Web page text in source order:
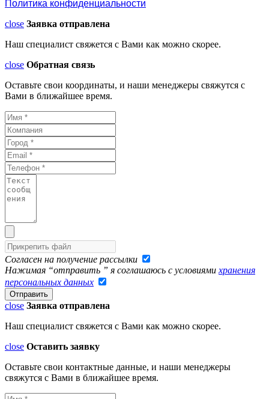
Политика конфиденциальности
close Заявка отправлена
Наш специалист свяжется с Вами как можно скорее.
close Обратная связь
Оставьте свои координаты, и наши менеджеры свяжутся с
Вами в ближайшее время.
Согласен на получение рассылки
Нажимая “отправить ” я соглашаюсь с условиями хранения
персональных данных
close Заявка отправлена
Наш специалист свяжется с Вами как можно скорее.
close Оставить заявку
Оставьте свои контактные данные, и наши менеджеры
свяжутся с Вами в ближайшее время.